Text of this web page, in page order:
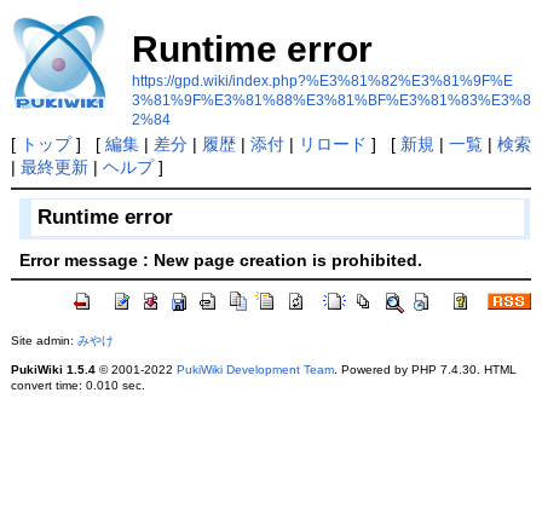
Runtime error
https://gpd.wiki/index.php?%E3%81%82%E3%81%9F%E
3%81%9F%E3%81%88%E3%81%BF%E3%81%83%E3%8
2%84
[ トップ] [ 編集| 差分| 履歴| 添付| リロード ] [ 新規 | 一覧| 検索
| 最終更新| ヘルプ]
Runtime error
Error message : New page creation is prohibited.
Site admin: みやけ
PukiWiki 1.5.4© 2001-2022 PukiWiki Development Team. Powered by PHP 7.4.30. HTML
convert time: 0.010 sec.